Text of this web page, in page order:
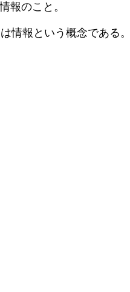
報のこと。
情報という概念である。